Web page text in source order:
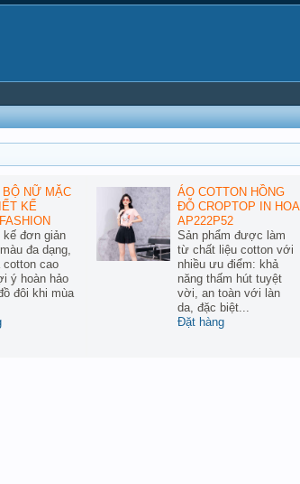
NỮ MẶC
KẾ
đơn giản
đa dạng,
cotton cao
ý hoàn hảo
đôi khi mùa
ÁO COTTON HỒNG
ĐỖ CROPTOP IN HOA
AP222P52
Sản phẩm được làm
từ chất liệu cotton với
nhiều ưu điểm: khả
năng thấm hút tuyệt
vời, an toàn với làn
da, đặc biệt...
Đặt hàng